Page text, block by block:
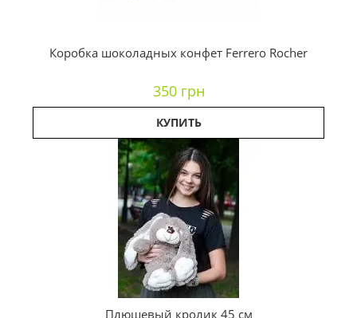
Коробка шоколадных конфет Ferrero Rocher
350 грн
КУПИТЬ
Плюшевый кролик 45 см